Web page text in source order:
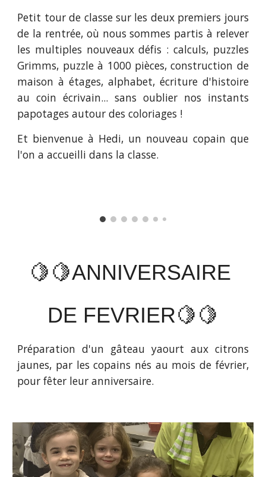
Petit tour de classe sur les deux premiers jours
de la rentrée, où nous sommes partis à relever
les multiples nouveaux défis : calculs, puzzles
Grimms, puzzle à 1000 pièces, construction de
maison à étages, alphabet, écriture d'histoire
au coin écrivain... sans oublier nos instants
papotages autour des coloriages !
Et bienvenue à Hedi, un nouveau copain que
l'on a accueilli dans la classe.
🍋🍋ANNIVERSAIRE
DE FEVRIER🍋🍋
Préparation d'un gâteau yaourt aux citrons
jaunes, par les copains nés au mois de février,
pour fêter leur anniversaire.